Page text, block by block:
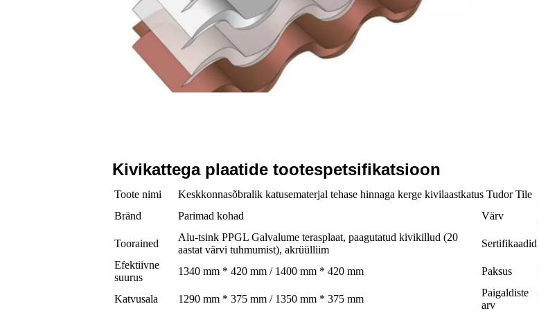
Kivikattega plaatide tootespetsifikatsioon
Toote nimi
Keskkonnasõbralik katusematerjal tehase hinnaga kerge kivilaastkatus Tudor Tile
Bränd
Parimad kohad Värv
Toorained
Alu-tsink PPGL Galvalume terasplaat, paagutatud kivikillud (20
aastat värvi tuhmumist), akrüülliim
Sertifikaadid
Efektiivne
suurus
1340 mm * 420 mm / 1400 mm * 420 mm Paksus
Katvusala 1290 mm * 375 mm / 1350 mm * 375 mm
Paigaldiste
arv